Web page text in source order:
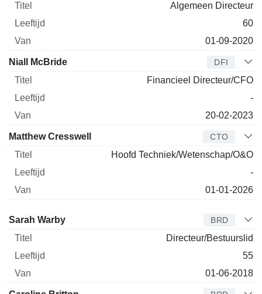
Algemeen Directeur
60
01-09-2020
Niall McBride DFI
Financieel Directeur/CFO
-
20-02-2023
Matthew Cresswell CTO
Hoofd Techniek/Wetenschap/O&O
-
01-01-2026
Bestuurder Titel
Sarah Warby BRD
Directeur/Bestuurslid
55
01-06-2018